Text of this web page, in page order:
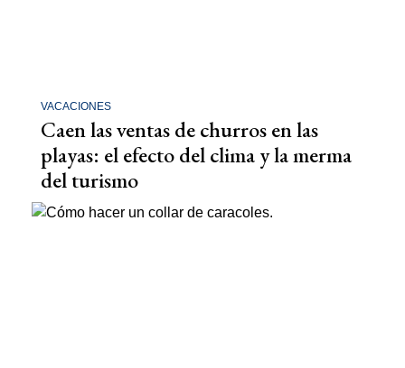
VACACIONES
Caen las ventas de churros en las
playas: el efecto del clima y la merma
del turismo